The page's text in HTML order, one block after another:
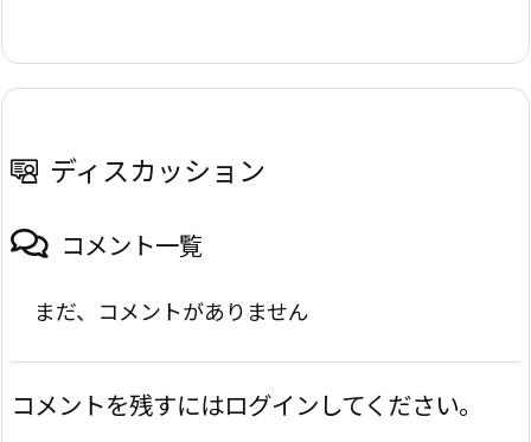
ディスカッション
コメント一覧
まだ、コメントがありません
コメントを残すにはログインしてください。